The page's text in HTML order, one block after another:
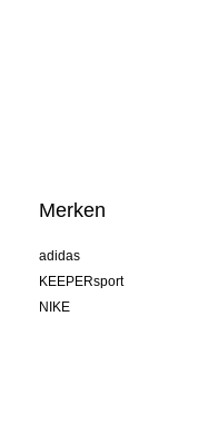
Merken
adidas
KEEPERsport
NIKE